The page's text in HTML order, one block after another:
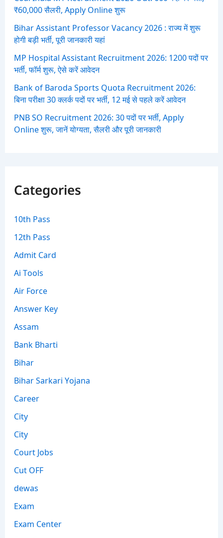
₹60,000 सैलरी, Apply Online शुरू
Bihar Assistant Professor Vacancy 2026 : राज्य में शुरू
होगी बड़ी भर्ती, पूरी जानकारी यहां
MP Hospital Assistant Recruitment 2026: 1200 पदों पर
भर्ती, फॉर्म शुरू, ऐसे करें आवेदन
Bank of Baroda Sports Quota Recruitment 2026:
बिना परीक्षा 30 क्लर्क पदों पर भर्ती, 12 मई से पहले करें आवेदन
PNB SO Recruitment 2026: 30 पदों पर भर्ती, Apply
Online शुरू, जानें योग्यता, सैलरी और पूरी जानकारी
Categories
10th Pass
12th Pass
Admit Card
Ai Tools
Air Force
Answer Key
Assam
Bank Bharti
Bihar
Bihar Sarkari Yojana
Career
City
City
Court Jobs
Cut OFF
dewas
Exam
Exam Center